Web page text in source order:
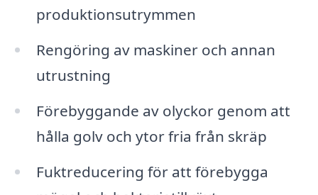
produktionsutrymmen
Rengöring av maskiner och annan
utrustning
Förebyggande av olyckor genom att
hålla golv och ytor fria från skräp
Fuktreducering för att förebygga